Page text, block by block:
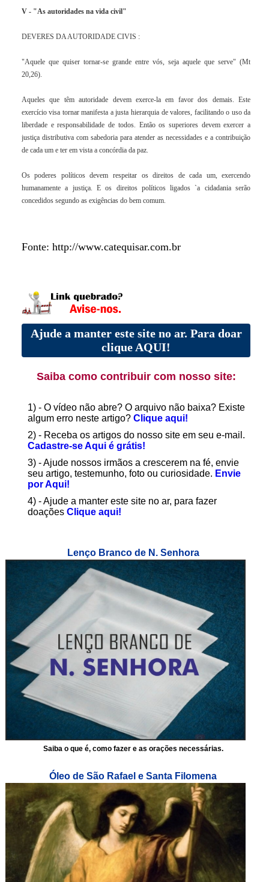
V - "As autoridades na vida civil"
DEVERES DA AUTORIDADE CIVIS :
"Aquele que quiser tornar-se grande entre vós, seja aquele que serve" (Mt
20,26).
Aqueles que têm autoridade devem exerce-la em favor dos demais. Este
exercício visa tornar manifesta a justa hierarquia de valores, facilitando o uso da
liberdade e responsabilidade de todos. Então os superiores devem exercer a
justiça distributiva com sabedoria para atender as necessidades e a contribuição
de cada um e ter em vista a concórdia da paz.
Os poderes políticos devem respeitar os direitos de cada um, exercendo
humanamente a justiça. E os direitos políticos ligados `a cidadania serão
concedidos segundo as exigências do bem comum.
Fonte: http://www.catequisar.com.br
Ajude a manter este site no ar. Para doar
clique AQUI!
Saiba como contribuir com nosso site:
1) - O vídeo não abre? O arquivo não baixa? Existe
algum erro neste artigo? Clique aqui!
2) - Receba os artigos do nosso site em seu e-mail.
Cadastre-se Aqui é grátis!
3) - Ajude nossos irmãos a crescerem na fé, envie
seu artigo, testemunho, foto ou curiosidade. Envie
por Aqui!
4) - Ajude a manter este site no ar, para fazer
doações Clique aqui!
Lenço Branco de N. Senhora
Saiba o que é, como fazer e as orações necessárias.
Óleo de São Rafael e Santa Filomena